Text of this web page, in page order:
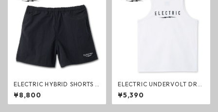
ELECTRIC HYBRID SHORTS 5i
nch BLACK SIMPLE ハイブリ
ットショーツ ブラック エレク
トリック ハーフパンツ ファッ
¥8,800
ELECTRIC UNDERVOLT DRY
TANK WHITE ドライタンクト
ップ ホワイト エレクトリック
ファッション
¥5,390